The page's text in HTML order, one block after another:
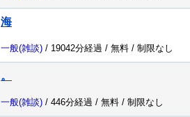
海
一般(雑談) / 19042分経過 / 無料 / 制限なし
。
一般(雑談) / 446分経過 / 無料 / 制限なし